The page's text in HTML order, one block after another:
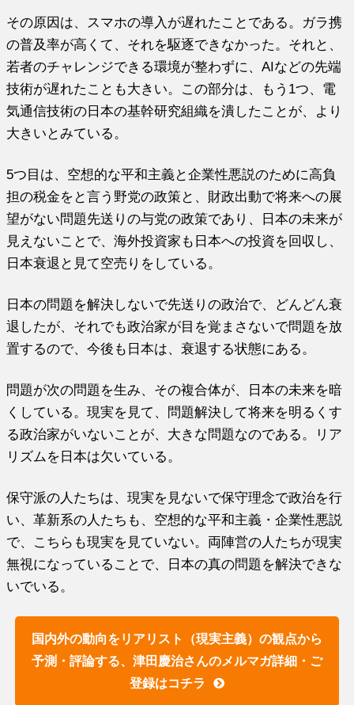
その原因は、スマホの導入が遅れたことである。ガラ携
の普及率が高くて、それを駆逐できなかった。それと、
若者のチャレンジできる環境が整わずに、AIなどの先端
技術が遅れたことも大きい。この部分は、もう1つ、電
気通信技術の日本の基幹研究組織を潰したことが、より
大きいとみている。
5つ目は、空想的な平和主義と企業性悪説のために高負
担の税金をと言う野党の政策と、財政出動で将来への展
望がない問題先送りの与党の政策であり、日本の未来が
見えないことで、海外投資家も日本への投資を回収し、
日本衰退と見て空売りをしている。
日本の問題を解決しないで先送りの政治で、どんどん衰
退したが、それでも政治家が目を覚まさないで問題を放
置するので、今後も日本は、衰退する状態にある。
問題が次の問題を生み、その複合体が、日本の未来を暗
くしている。現実を見て、問題解決して将来を明るくす
る政治家がいないことが、大きな問題なのである。リア
リズムを日本は欠いている。
保守派の人たちは、現実を見ないで保守理念で政治を行
い、革新系の人たちも、空想的な平和主義・企業性悪説
で、こちらも現実を見ていない。両陣営の人たちが現実
無視になっていることで、日本の真の問題を解決できな
いでいる。
国内外の動向をリアリスト（現実主義）の観点から
予測・評論する、津田慶治さんのメルマガ詳細・ご
登録はコチラ